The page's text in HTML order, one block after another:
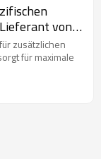
von
zusätzlichen
für maximale